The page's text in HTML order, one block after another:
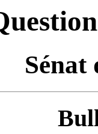
Sénat